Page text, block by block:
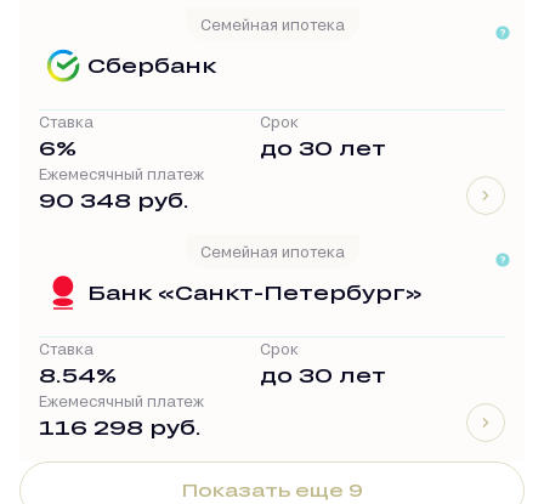
Семейная ипотека
Сбербанк
Ставка
6%
Срок
до 30 лет
Ежемесячный платеж
90 348 руб.
Семейная ипотека
Банк «Санкт-Петербург»
Ставка
8.54%
Срок
до 30 лет
Ежемесячный платеж
116 298 руб.
Показать еще 9